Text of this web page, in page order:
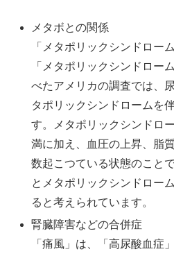
メタボとの関係
「メタポリックシンドロー
「メタポリックシンドロー
べたアメリカの調査では、
タポリックシンドロームを
す。メタポリックシンドロ
満に加え、血圧の上昇、脂
数起こつている状態のこと
とメタポリックシンドロー
ると考えられています。
腎臓障害などの合併症
「痛風」は、「高尿酸血症